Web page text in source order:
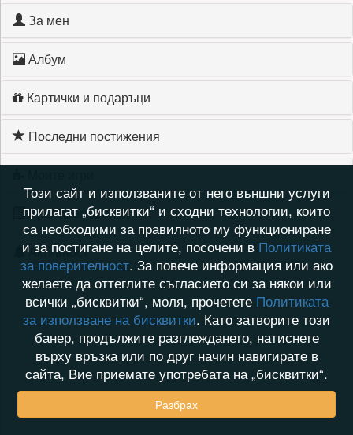
За мен
Албум
Картички и подаръци
Последни постижения
Хронология на игри
Активност
Този сайт и използваните от него външни услуги
прилагат „бисквитки“ и сходни технологии, които
са необходими за правилното му функциониране
и за постигане на целите, посочени в Политиката
за поверителност. За повече информация или ако
желаете да оттеглите съгласието си за някои или
всички „бисквитки“, моля, прочетете Политиката
за използване на бисквитки. Като затворите този
банер, продължите разглеждането, натиснете
върху връзка или по друг начин навигирате в
сайта, Вие приемате употребата на „бисквитки“.
Разбрах